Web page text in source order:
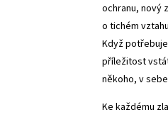
ochranu, nový
o tichém
Když
příležitost
někoho, v
Ke každému